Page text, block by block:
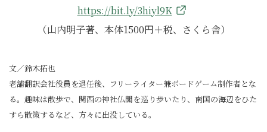
https://bit.ly/3hiyl9K
（山内明子著、本体1500円＋税、さくら舎）
文／鈴木拓也
老舗翻訳会社役員を退任後、フリーライター兼ボードゲーム制作者とな
る。趣味は散歩で、関西の神社仏閣を巡り歩いたり、南国の海辺をひた
すら散策するなど、方々に出没している。